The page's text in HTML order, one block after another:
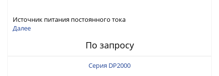
Источник питания постоянного тока
Далее
По запросу
Серия DP2000